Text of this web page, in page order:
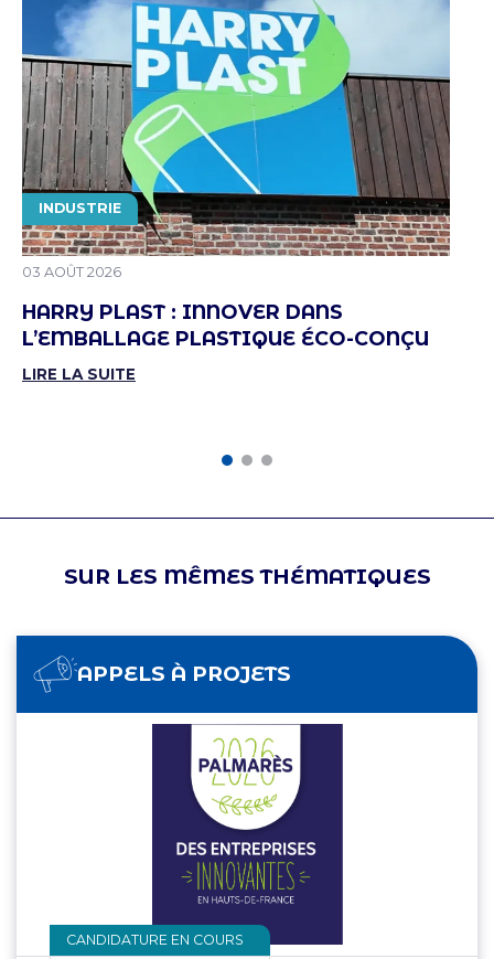
HARRY PLAST : INNOVER DANS
L’EMBALLAGE PLASTIQUE ÉCO-CONÇU
PUBLIÉ LE
03 AOÛT 2026
THÉMATIQUE
INDUSTRIE
LIRE LA SUITE
SUR LES MÊMES THÉMATIQUES
APPELS À PROJETS
CANDIDATURE EN COURS